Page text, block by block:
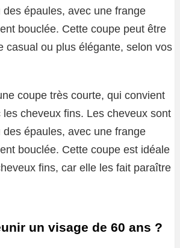
épaules, avec une frange
bouclée. Cette coupe peut être
casual ou plus élégante, selon vos
coupe très courte, qui convient
cheveux fins. Les cheveux sont
épaules, avec une frange
bouclée. Cette coupe est idéale
fins, car elle les fait paraître
un visage de 60 ans ?